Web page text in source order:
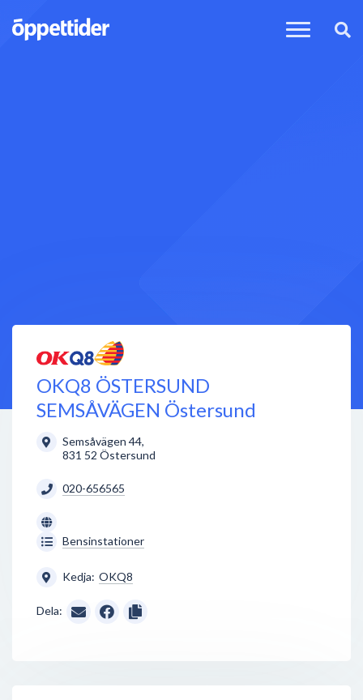
OKQ8 ÖSTERSUND
SEMSÅVÄGEN Östersund
Semsåvägen 44,
831 52 Östersund
020-656565
Bensinstationer
Kedja: OKQ8
Dela: